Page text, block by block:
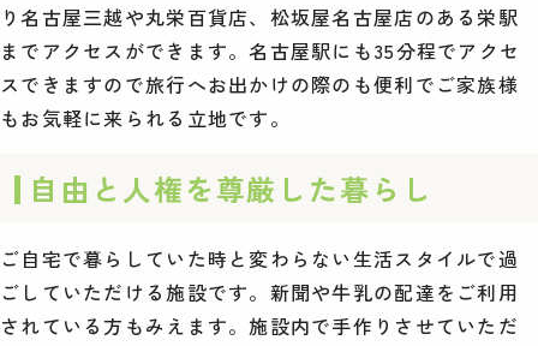
り名古屋三越や丸栄百貨店、松坂屋名古屋店のある栄駅
までアクセスができます。名古屋駅にも35分程でアクセ
スできますので旅行へお出かけの際のも便利でご家族様
もお気軽に来られる立地です。
自由と人権を尊厳した暮らし
ご自宅で暮らしていた時と変わらない生活スタイルで過
ごしていただける施設です。新聞や牛乳の配達をご利用
されている方もみえます。施設内で手作りさせていただ